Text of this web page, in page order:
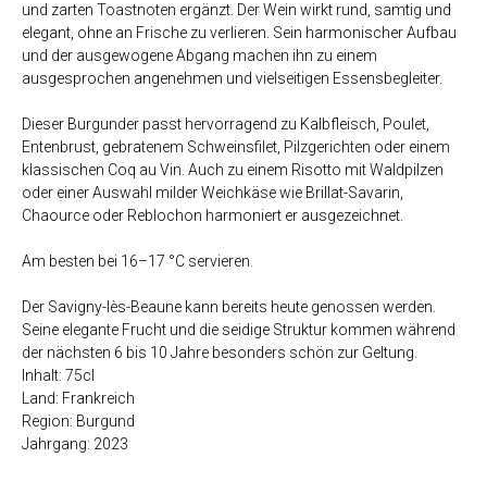
und zarten Toastnoten ergänzt. Der Wein wirkt rund, samtig und
elegant, ohne an Frische zu verlieren. Sein harmonischer Aufbau
und der ausgewogene Abgang machen ihn zu einem
ausgesprochen angenehmen und vielseitigen Essensbegleiter.
Dieser Burgunder passt hervorragend zu Kalbfleisch, Poulet,
Entenbrust, gebratenem Schweinsfilet, Pilzgerichten oder einem
klassischen Coq au Vin. Auch zu einem Risotto mit Waldpilzen
oder einer Auswahl milder Weichkäse wie Brillat-Savarin,
Chaource oder Reblochon harmoniert er ausgezeichnet.
Am besten bei 16–17 °C servieren.
Der Savigny-lès-Beaune kann bereits heute genossen werden.
Seine elegante Frucht und die seidige Struktur kommen während
der nächsten 6 bis 10 Jahre besonders schön zur Geltung.
Inhalt: 75cl
Land: Frankreich
Region: Burgund
Jahrgang: 2023